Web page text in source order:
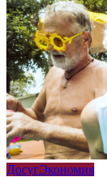
ДосугЭкономия